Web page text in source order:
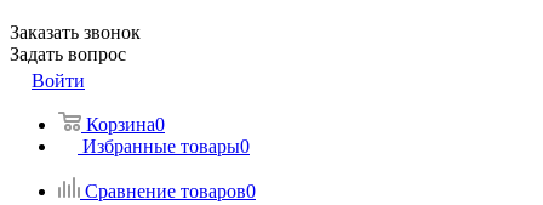
Заказать звонок
Задать вопрос
Войти
Корзина0
Избранные товары0
Сравнение товаров0